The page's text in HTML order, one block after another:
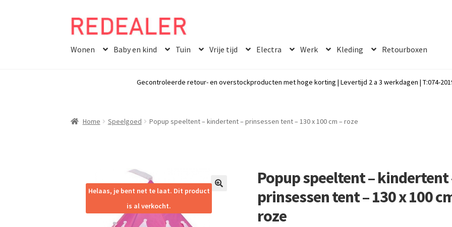
Skip
navigation
Skip
content
Wonen Baby en kind Tuin Vrije tijd Electra Werk Kleding Retourboxen
Gecontroleerde retour- en overstockproducten met hoge korting | Levertijd 2 a 3 werkdagen | T:074-
Home Speelgoed Popup speeltent – kindertent – prinsessen tent – 130 x 100 cm – roze
Helaas, je bent net te laat. Dit product
is al verkocht.
Popup speeltent – kindertent
prinsessen tent – 130 x 100
roze